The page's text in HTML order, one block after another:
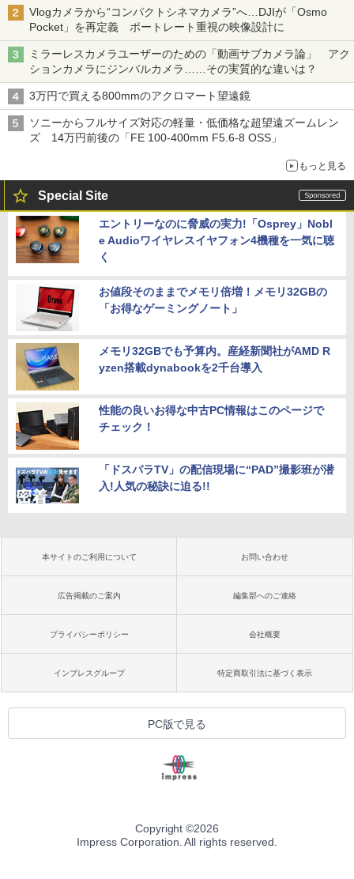
Vlogカメラから“コンパクトシネマカメラ”へ…DJIが「Osmo
Pocket」を再定義 ポートレート重視の映像設計に
ミラーレスカメラユーザーのための「動画サブカメラ論」 アク
ションカメラにジンバルカメラ……その実質的な違いは？
3万円で買える800mmのアクロマート望遠鏡
ソニーからフルサイズ対応の軽量・低価格な超望遠ズームレン
ズ 14万円前後の「FE 100-400mm F5.6-8 OSS」
もっと見る
Special Site
エントリーなのに脅威の実力!「Osprey」Nobl
e Audioワイヤレスイヤフォン4機種を一気に聴
く
お値段そのままでメモリ倍増！メモリ32GBの
「お得なゲーミングノート」
メモリ32GBでも予算内。産経新聞社がAMD R
yzen搭載dynabookを2千台導入
性能の良いお得な中古PC情報はこのページで
チェック！
「ドスパラTV」の配信現場に“PAD”撮影班が潜
入!人気の秘訣に迫る!!
本サイトのご利用について お問い合わせ
広告掲載のご案内 編集部へのご連絡
プライバシーポリシー 会社概要
インプレスグループ 特定商取引法に基づく表示
PC版で見る
Copyright ©2026
Impress Corporation. All rights reserved.